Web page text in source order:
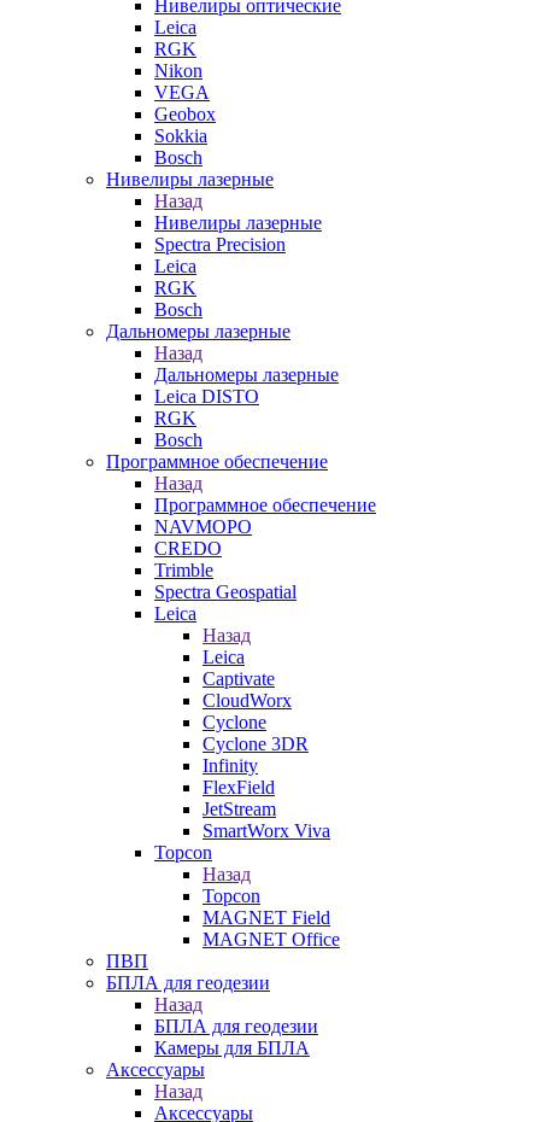
Нивелиры оптические
Leica
RGK
Nikon
VEGA
Geobox
Sokkia
Bosch
Нивелиры лазерные
Назад
Нивелиры лазерные
Spectra Precision
Leica
RGK
Bosch
Дальномеры лазерные
Назад
Дальномеры лазерные
Leica DISTO
RGK
Bosch
Программное обеспечение
Назад
Программное обеспечение
NAVMOPO
CREDO
Trimble
Spectra Geospatial
Leica
Назад
Leica
Captivate
CloudWorx
Cyclone
Cyclone 3DR
Infinity
FlexField
JetStream
SmartWorx Viva
Topcon
Назад
Topcon
MAGNET Field
MAGNET Office
ПВП
БПЛА для геодезии
Назад
БПЛА для геодезии
Камеры для БПЛА
Аксессуары
Назад
Аксессуары